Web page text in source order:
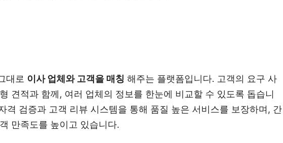
대로 이사 업체와 고객을 매칭 해주는 플랫폼입니다. 고객의 요구 사
견적과 함께, 여러 업체의 정보를 한눈에 비교할 수 있도록 돕습니
격 검증과 고객 리뷰 시스템을 통해 품질 높은 서비스를 보장하며, 간
만족도를 높이고 있습니다.